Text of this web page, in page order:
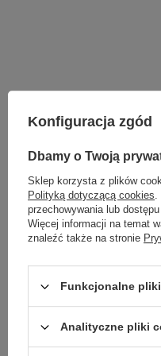
LAMPY
LAMPY
Konfiguracja zgód
Dbamy o Twoją
Sklep korzysta z plików
Polityką dotyczącą cookies.
przechowywania lub
Więcej informacji na temat
znaleźć także na stronie
Funkcjonalne
Analityczne pliki